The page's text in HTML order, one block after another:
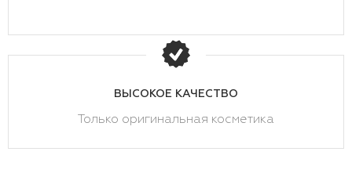
ВЫСОКОЕ КАЧЕСТВО
Только оригинальная косметика